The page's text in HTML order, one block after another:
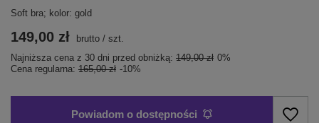
Soft bra; kolor: gold
149,00 zł brutto / szt.
Najniższa cena z 30 dni przed obniżką: 149,00 zł 0%
Cena regularna: 165,00 zł -10%
Powiadom o dostępności